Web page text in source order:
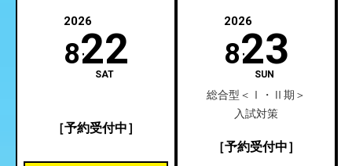
2026
822
SAT
［予約受付中］
2026
823
SUN
総合型＜Ⅰ・Ⅱ期＞
入試対策
［予約受付中］